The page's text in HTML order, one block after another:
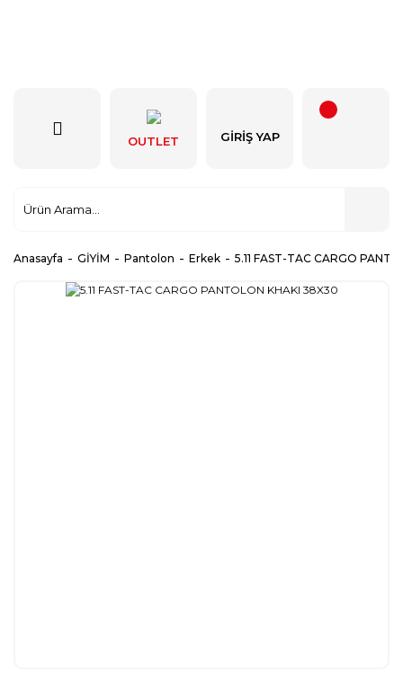
OUTLET GIRIŞ YAP
Anasayfa GİYİM Pantolon Erkek 5.11 FAST-TAC CARGO